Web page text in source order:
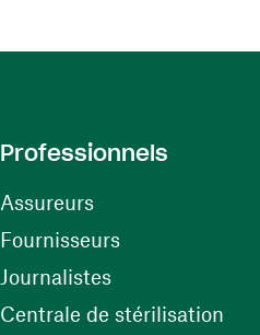
Professionnels
Assureurs
Fournisseurs(ouvre une
Journalistes
Centrale de stérilisation